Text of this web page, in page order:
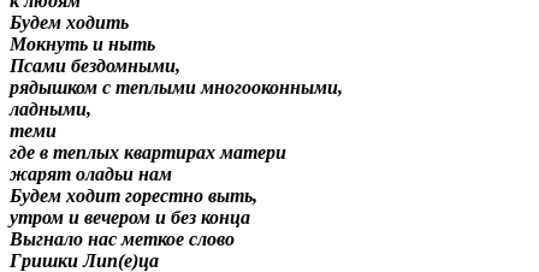
Будем ходить
Мокнуть и ныть
Псами бездомными,
рядышком с теплыми многооконными,
ладными,
теми
где в теплых квартирах матери
жарят оладьи нам
Будем ходит горестно выть,
утром и вечером и без конца
Выгнало нас меткое слово
Гришки Лип(е)ца